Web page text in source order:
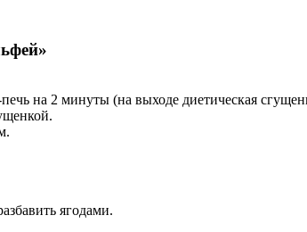
на 2 минуты (на выходе диетическая
ягодами.